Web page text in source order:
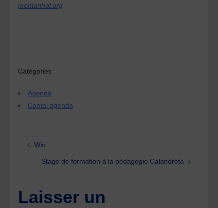
montanhol.org
Catégories
Agenda
Cantal agenda
Wio
Stage de formation à la pédagogie Calandreta
Laisser un